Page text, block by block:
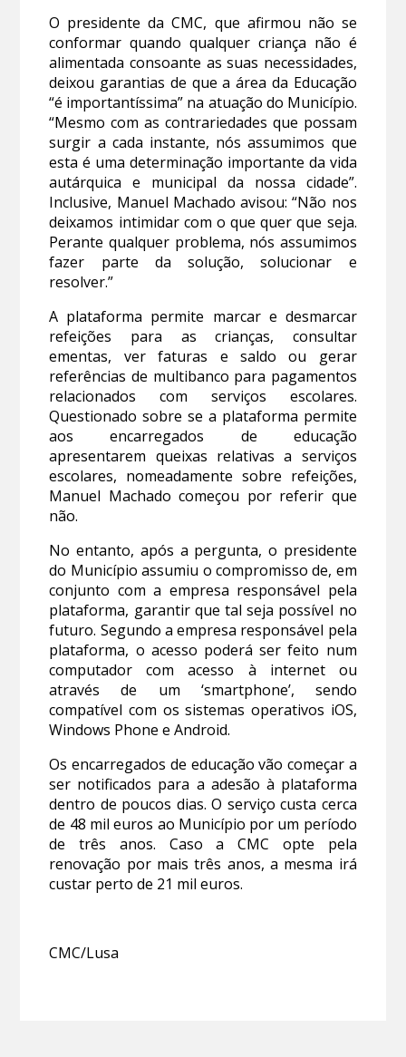
O presidente da CMC, que afirmou não se
conformar quando qualquer criança não é
alimentada consoante as suas necessidades,
deixou garantias de que a área da Educação
“é importantíssima” na atuação do Município.
“Mesmo com as contrariedades que possam
surgir a cada instante, nós assumimos que
esta é uma determinação importante da vida
autárquica e municipal da nossa cidade”.
Inclusive, Manuel Machado avisou: “Não nos
deixamos intimidar com o que quer que seja.
Perante qualquer problema, nós assumimos
fazer parte da solução, solucionar e
resolver.”
A plataforma permite marcar e desmarcar
refeições para as crianças, consultar
ementas, ver faturas e saldo ou gerar
referências de multibanco para pagamentos
relacionados com serviços escolares.
Questionado sobre se a plataforma permite
aos encarregados de educação
apresentarem queixas relativas a serviços
escolares, nomeadamente sobre refeições,
Manuel Machado começou por referir que
não.
No entanto, após a pergunta, o presidente
do Município assumiu o compromisso de, em
conjunto com a empresa responsável pela
plataforma, garantir que tal seja possível no
futuro. Segundo a empresa responsável pela
plataforma, o acesso poderá ser feito num
computador com acesso à internet ou
através de um ‘smartphone’, sendo
compatível com os sistemas operativos iOS,
Windows Phone e Android.
Os encarregados de educação vão começar a
ser notificados para a adesão à plataforma
dentro de poucos dias. O serviço custa cerca
de 48 mil euros ao Município por um período
de três anos. Caso a CMC opte pela
renovação por mais três anos, a mesma irá
custar perto de 21 mil euros.
CMC/Lusa